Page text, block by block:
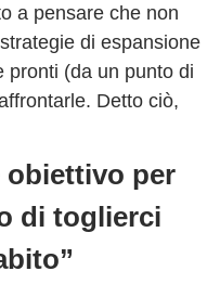
a pensare che non
di espansione
pronti (da un punto di
Detto ciò,
per
di toglierci